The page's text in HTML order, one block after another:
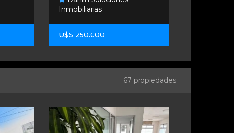
Inmobiliarias
U$S 250.000
67 propiedades